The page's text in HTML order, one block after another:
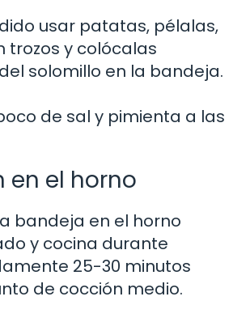
usar patatas, pélalas,
trozos y colócalas
solomillo en la bandeja.
de sal y pimienta a las
en el horno
bandeja en el horno
y cocina durante
25-30 minutos
de cocción medio.